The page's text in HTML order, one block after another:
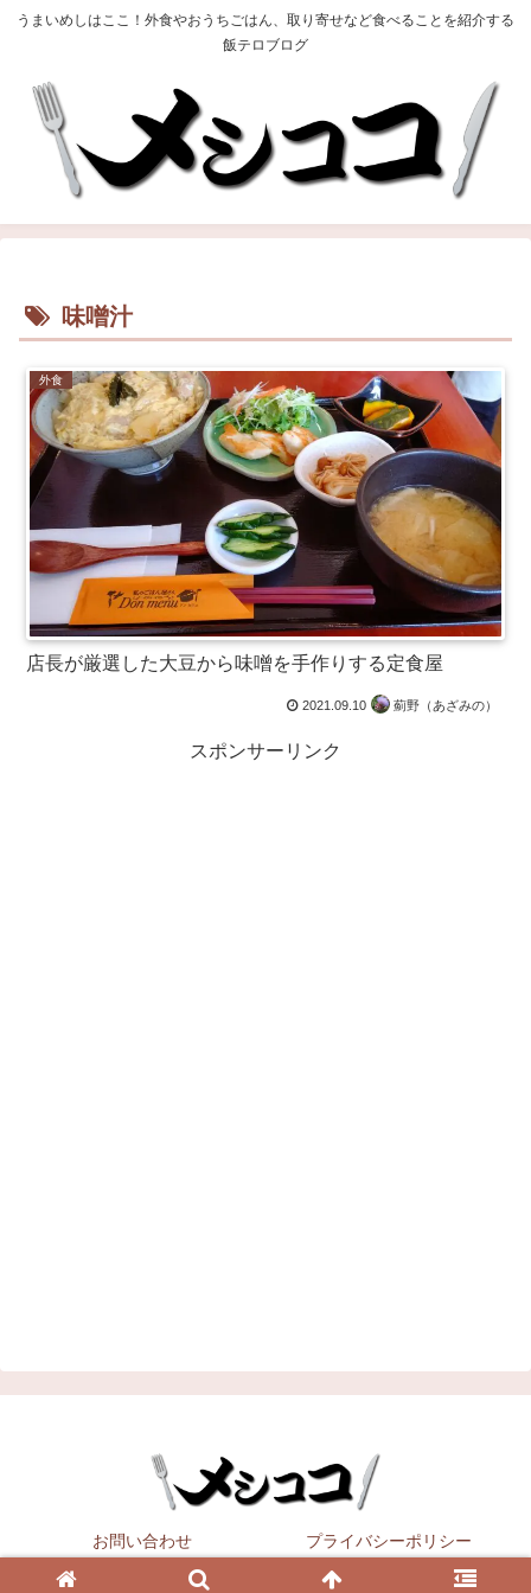
うまいめしはここ！外食やおうちごはん、取り寄せなど食べることを紹介する
飯テロブログ
味噌汁
外食
店長が厳選した大豆から味噌を手作りする定食屋
2021.09.10 薊野（あざみの）
スポンサーリンク
お問い合わせ プライバシーポリシー
Copyright © 2021 All Rights Reserved.